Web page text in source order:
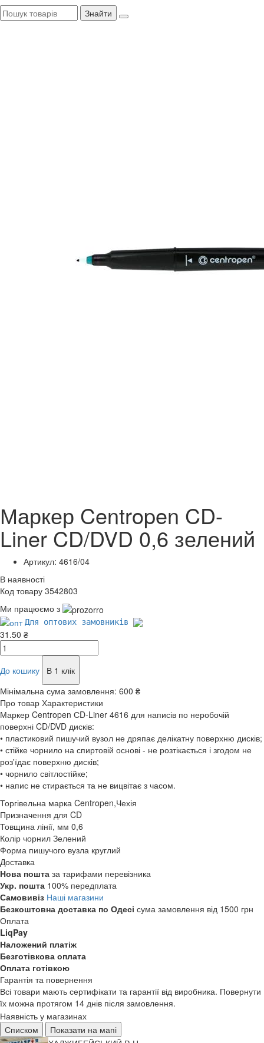
Знайти
Маркер Centropen CD-
Liner CD/DVD 0,6 зелений
Артикул: 4616/04
В наявності
Код товару 3542803
Ми працюємо з
Для оптових замовників
31.50 ₴
До кошику
В 1 клік
Мінімальна сума замовлення: 600 ₴
Про товар Характеристики
Маркер Centropen СD-Liner 4616 для написів по неробочій
поверхні CD/DVD дисків:
• пластиковий пишучий вузол не дряпає делікатну поверхню дисків;
• стійке чорнило на спиртовій основі - не розтікається і згодом не
роз'їдає поверхню дисків;
• чорнило світлостійке;
• напис не стирається та не вицвітає з часом.
Торгівельна марка Centropen,Чехія
Призначення для CD
Товщина лінії, мм 0,6
Колір чорнил Зелений
Форма пишучого вузла круглий
Доставка
Нова пошта за тарифами перевізника
Укр. пошта 100% передплата
Самовивіз Наші магазини
Безкоштовна доставка по Одесі сума замовлення від 1500 грн
Оплата
LiqPay
Наложений платіж
Безготівкова оплата
Оплата готівкою
Гарантія та повернення
Всі товари мають сертифікати та гарантії від виробника. Повернути
їх можна протягом 14 днів після замовлення.
Наявність у магазинах
Списком
Показати на мапі